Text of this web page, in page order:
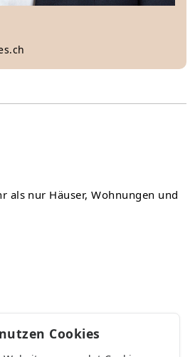
als nur Häuser, Wohnungen und
Kontakt
Cookies